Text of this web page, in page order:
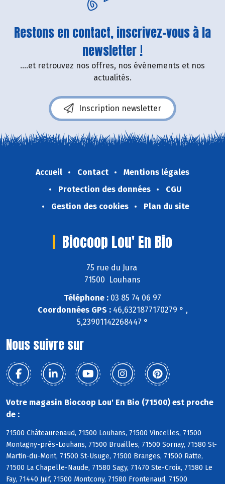
Restons en contact, inscrivez-vous à la
newsletter !
....et retrouvez nos offres, nos événements et nos
actualités.
Inscription newsletter
Accueil Contact
Mentions légales
Protection des données
CGU
Gestion des cookies
Plan du site
Biocoop Lou' En Bio
75 rue du Jura
71500 Louhans
Téléphone : 03 85 74 06 97
Coordonnées GPS :46,6321877170279 ° ,
5,23901142268447 °
Nous suivre sur
Votre magasin Biocoop Lou' En Bio (71500) est proche
de :
71500 Châteaurenaud, 71500 Louhans, 71500 Vincelles, 71500
Montagny-près-Louhans, 71500 Bruailles, 71500 Sornay, 71580 St-
Martin-du-Mont, 71500 St-Usuge, 71500 Branges, 71500 Ratte,
71500 La Chapelle-Naude, 71580 Sagy, 71470 Ste-Croix, 71580 Le
Fay, 71440 Juif, 71500 Montcony, 71580 Frontenaud, 71500